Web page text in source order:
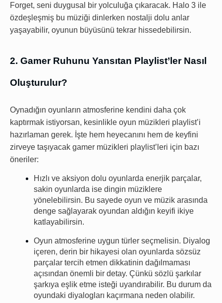
Forget, seni duygusal bir yolculuğa çıkaracak. Halo 3 ile
özdeşleşmiş bu müziği dinlerken nostalji dolu anlar
yaşayabilir, oyunun büyüsünü tekrar hissedebilirsin.
2. Gamer Ruhunu Yansıtan Playlist’ler Nasıl
Oluşturulur?
Oynadığın oyunların atmosferine kendini daha çok
kaptırmak istiyorsan, kesinlikle oyun müzikleri playlist’i
hazırlaman gerek. İşte hem heyecanını hem de keyfini
zirveye taşıyacak gamer müzikleri playlist’leri için bazı
öneriler:
Hızlı ve aksiyon dolu oyunlarda enerjik parçalar,
sakin oyunlarda ise dingin müziklere
yönelebilirsin. Bu sayede oyun ve müzik arasında
denge sağlayarak oyundan aldığın keyifi ikiye
katlayabilirsin.
Oyun atmosferine uygun türler seçmelisin. Diyalog
içeren, derin bir hikayesi olan oyunlarda sözsüz
parçalar tercih etmen dikkatinin dağılmaması
açısından önemli bir detay. Çünkü sözlü şarkılar
şarkıya eşlik etme isteği uyandırabilir. Bu durum da
oyundaki diyalogları kaçırmana neden olabilir.